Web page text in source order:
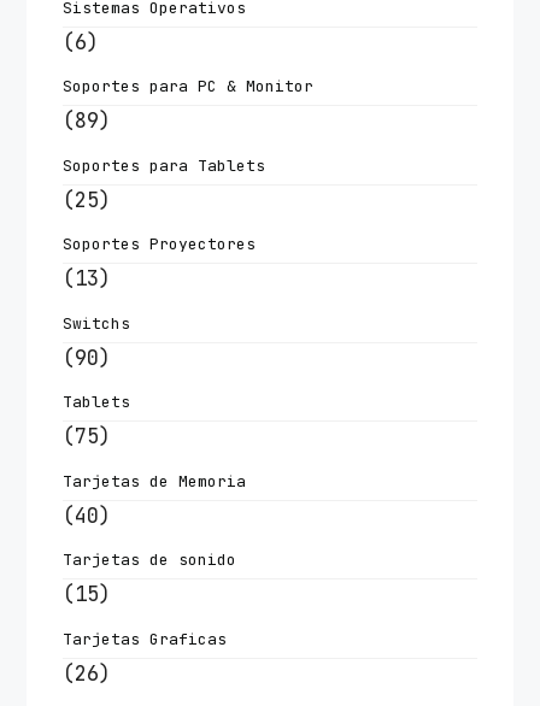
Sistemas Operativos
(6)
Soportes para PC & Monitor
(89)
Soportes para Tablets
(25)
Soportes Proyectores
(13)
Switchs
(90)
Tablets
(75)
Tarjetas de Memoria
(40)
Tarjetas de sonido
(15)
Tarjetas Graficas
(26)